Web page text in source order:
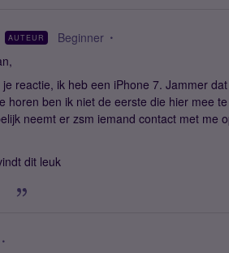
AUTEUR Beginner
reactie, ik heb een iPhone 7. Jammer
horen ben ik niet de eerste die hier mee
neemt er zsm iemand contact met me
dit leuk